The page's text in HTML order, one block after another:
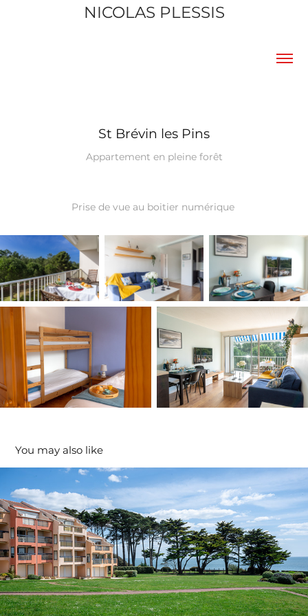
NICOLAS PLESSIS
St Brévin les Pins
Appartement en pleine forêt
Prise de vue au boitier numérique
You may also like
Appartement Pornic
2024